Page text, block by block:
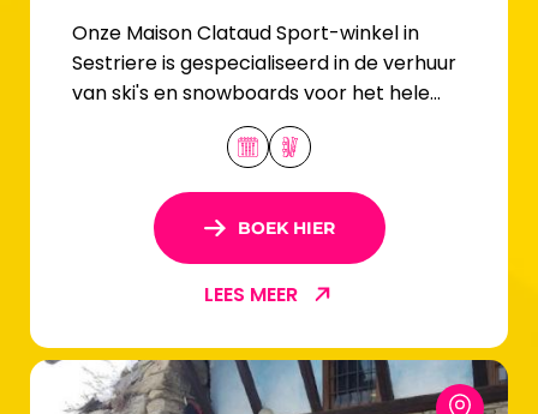
Onze Maison Clataud Sport-winkel in
Sestriere is gespecialiseerd in de verhuur
van ski's en snowboards voor het hele
BOEK HIER
LEES MEER